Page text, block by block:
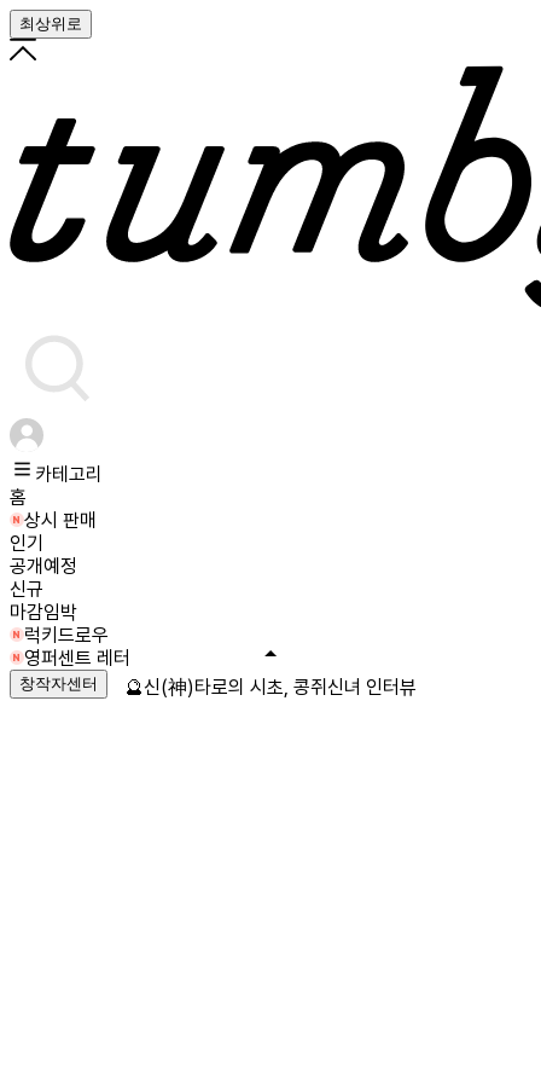
최상위로
카테고리
홈
상시 판매
인기
공개예정
신규
마감임박
럭키드로우
영퍼센트 레터
창작자센터 🔮신(神)타로의 시초, 콩쥐신녀 인터뷰